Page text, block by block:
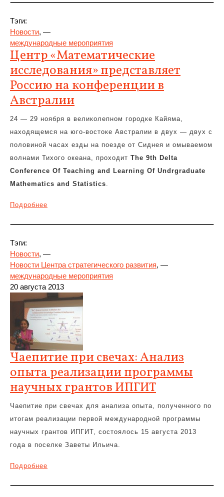
Тэги:
Новости, —
международные мероприятия
Центр «Математические
исследования» представляет
Россию на конференции в
Австралии
24 — 29 ноября в великолепном городке Кайяма,
находящемся на юго-востоке Австралии в двух — двух с
половиной часах езды на поезде от Сиднея и омываемом
волнами Тихого океана, проходит The 9th Delta
Conference Of Teaching and Learning Of Undrgraduate
Mathematics and Statistics.
Подробнее
Тэги:
Новости, —
Новости Центра стратегического развития, —
международные мероприятия
20 августа 2013
Чаепитие при свечах: Анализ
опыта реализации программы
научных грантов ИПГИТ
Чаепитие при свечах для анализа опыта, полученного по
итогам реализации первой международной программы
научных грантов ИПГИТ, состоялось 15 августа 2013
года в поселке Заветы Ильича.
Подробнее